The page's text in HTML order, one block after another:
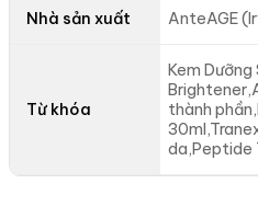
Nhà sản xuất AnteAGE
Từ khóa
Kem
thành
da,Peptide